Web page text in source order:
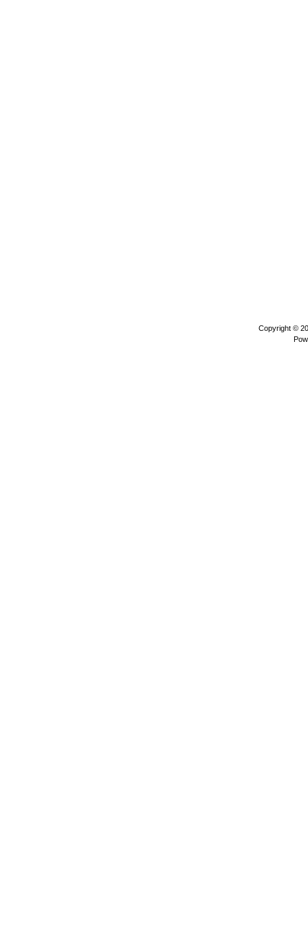
Copyright ©